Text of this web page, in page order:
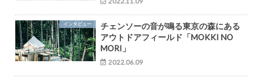
インタビュー
チェンソーの音が鳴る東京の森にある
アウトドアフィールド「MOKKI NO
MORI」
2022.06.09